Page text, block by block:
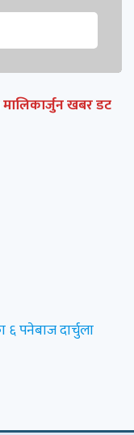
मालिकार्जुन खबर डट
पनेबाज दार्चुला